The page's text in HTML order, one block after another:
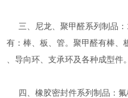
三、尼龙、聚甲醛系列制品：
有：棒、板、管。聚甲醛有棒、
、导向环、支承环及各种成型件。
四、橡胶密封件系列制品：氟